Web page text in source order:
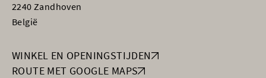
2240 Zandhoven
België
WINKEL EN OPENINGSTIJDEN
ROUTE MET GOOGLE MAPS